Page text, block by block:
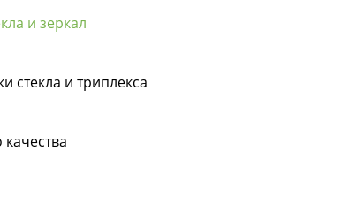
и зеркал
стекла и триплекса